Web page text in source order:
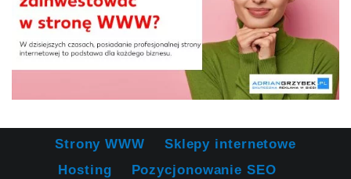
Strony WWW
Sklepy internetowe
Hosting
Pozycjonowanie SEO